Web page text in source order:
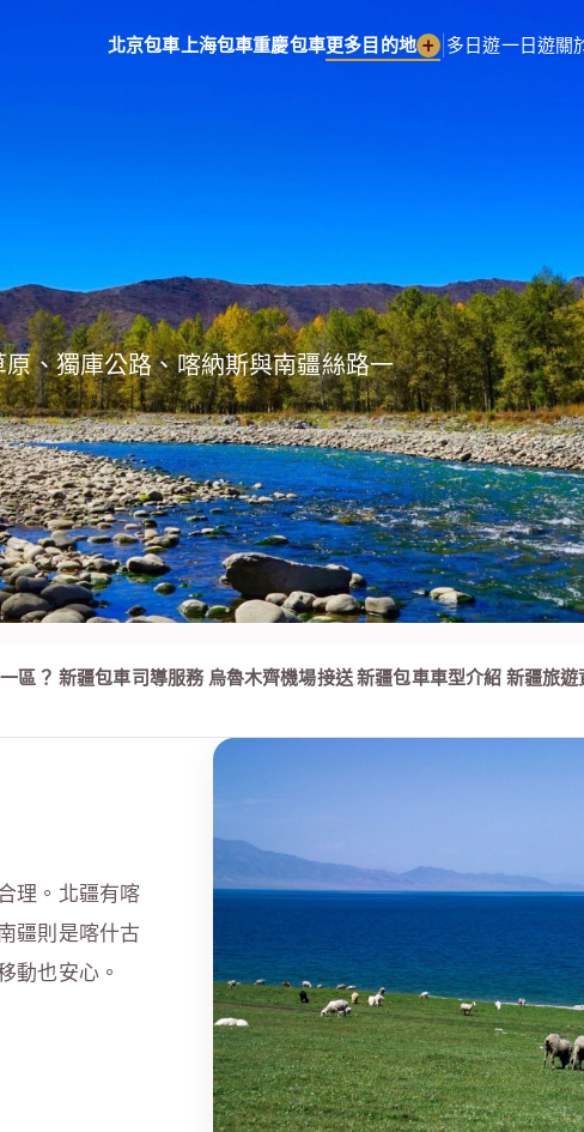
北京包車上海包車重慶包車更多目的地 | 多日遊一日遊關
、獨庫公路、喀納斯與南疆絲路一
區？ 新疆包車司導服務 烏魯木齊機場接送新疆包車車型介紹 新疆旅遊
理。北疆有喀
疆則是喀什古
動也安心。